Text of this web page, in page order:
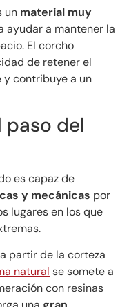
un material muy
ayudar a mantener la
El corcho
de retener el
y contribuye a un
paso del
es capaz de
y mecánicas por
lugares en los que
partir de la corteza
natural se somete a
con resinas